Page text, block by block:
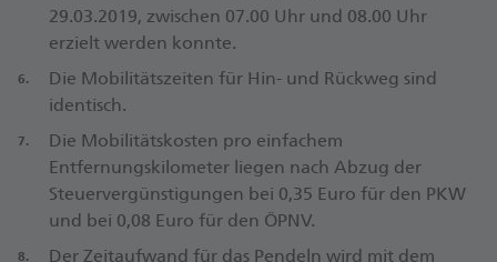
29.03.2019, zwischen 07.00 Uhr und 08.00 Uhr
erzielt werden konnte.
Die Mobilitätszeiten für Hin- und Rückweg sind
identisch.
Die Mobilitätskosten pro einfachem
Entfernungskilometer liegen nach Abzug der
Steuervergünstigungen bei 0,35 Euro für den PKW
und bei 0,08 Euro für den ÖPNV.
Der Zeitaufwand für das Pendeln wird mit dem